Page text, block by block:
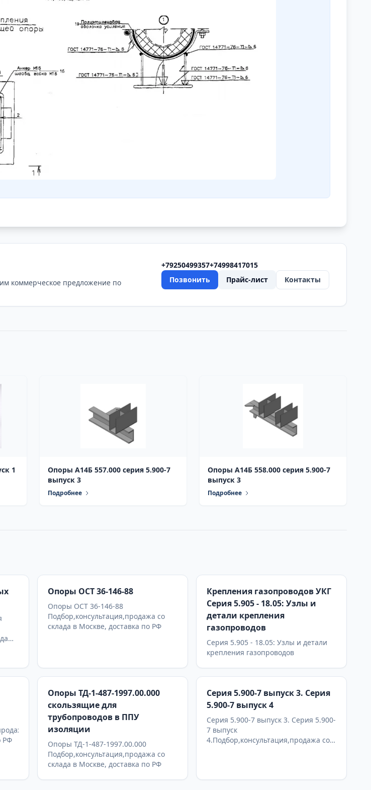
коммерческое предложение по
+79250499357+74998417015
Позвонить
Прайс-лист Контакты
Опоры А14Б 557.000 серия 5.900-7
выпуск 3
Подробнее
Опоры А14Б 558.000 серия 5.900-7
выпуск 3
Подробнее
Опоры ОСТ 36-146-88
Опоры ОСТ 36-146-88
Подбор,консультация,продажа со
склада в Москве, доставка по РФ
Крепления газопроводов УКГ
Серия 5.905 - 18.05: Узлы и
детали крепления
газопроводов
Серия 5.905 - 18.05: Узлы и детали
крепления газопроводов
РФ
Опоры ТД-1-487-1997.00.000
скользящие для
трубопроводов в ППУ
изоляции
Опоры ТД-1-487-1997.00.000
Подбор,консультация,продажа со
склада в Москве, доставка по РФ
Серия 5.900-7 выпуск 3. Серия
5.900-7 выпуск 4
Серия 5.900-7 выпуск 3. Серия 5.900-
7 выпуск
4.Подбор,консультация,продажа со